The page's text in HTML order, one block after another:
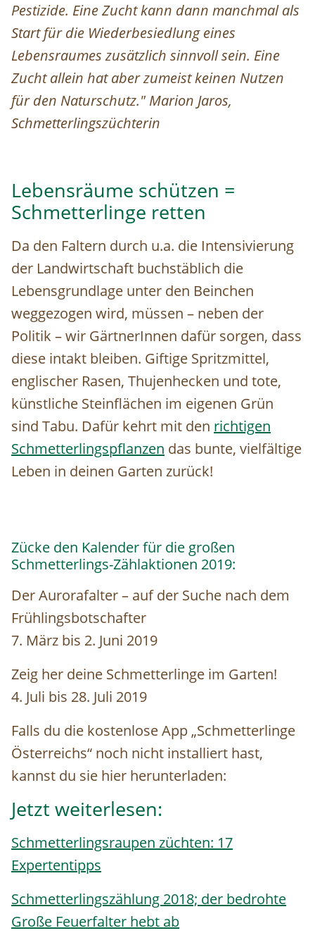
Pestizide. Eine Zucht kann dann manchmal als
Start für die Wiederbesiedlung eines
Lebensraumes zusätzlich sinnvoll sein. Eine
Zucht allein hat aber zumeist keinen Nutzen
für den Naturschutz." Marion Jaros,
Schmetterlingszüchterin
Lebensräume schützen =
Schmetterlinge retten
Da den Faltern durch u.a. die Intensivierung
der Landwirtschaft buchstäblich die
Lebensgrundlage unter den Beinchen
weggezogen wird, müssen – neben der
Politik – wir GärtnerInnen dafür sorgen, dass
diese intakt bleiben. Giftige Spritzmittel,
englischer Rasen, Thujenhecken und tote,
künstliche Steinflächen im eigenen Grün
sind Tabu. Dafür kehrt mit den richtigen
Schmetterlingspflanzen das bunte, vielfältige
Leben in deinen Garten zurück!
Zücke den Kalender für die großen
Schmetterlings-Zählaktionen 2019:
Der Aurorafalter – auf der Suche nach dem
Frühlingsbotschafter
7. März bis 2. Juni 2019
Zeig her deine Schmetterlinge im Garten!
4. Juli bis 28. Juli 2019
Falls du die kostenlose App „Schmetterlinge
Österreichs“ noch nicht installiert hast,
kannst du sie hier herunterladen:
Jetzt weiterlesen:
Schmetterlingsraupen züchten: 17
Expertentipps
Schmetterlingszählung 2018; der bedrohte
Große Feuerfalter hebt ab